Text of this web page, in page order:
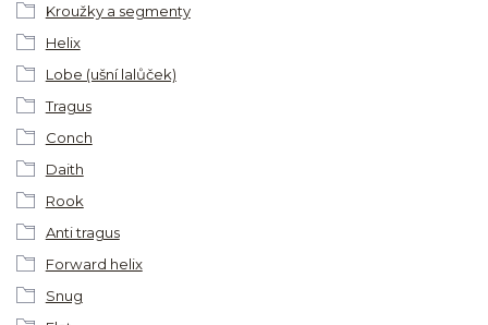
Kroužky a segmenty
Helix
Lobe (ušní lalůček)
Tragus
Conch
Daith
Rook
Anti tragus
Forward helix
Snug